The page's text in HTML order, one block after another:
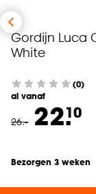
Gordijn Luca
White
(0)
al vanaf
26.- 22.10
Bezorgen 3 weken